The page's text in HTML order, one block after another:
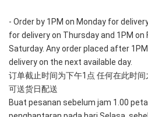
- Order by 1PM on Monday for
for delivery on Thursday and 1PM on
Saturday. Any order placed after
delivery on the next available day.
订单截止时间为下午1点 任何在此时
可送货日配送
Buat pesanan sebelum jam 1.00